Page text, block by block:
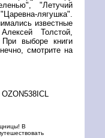
"Летучий
лягушка".
известные
Толстой,
выборе книги
смотрите на
В